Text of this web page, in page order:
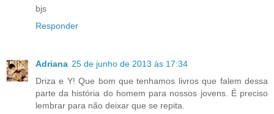
bjs
Responder
Adriana 25 de junho de 2013 às 17:34
Driza e Y! Que bom que tenhamos livros que falem dessa
parte da história do homem para nossos jovens. É preciso
lembrar para não deixar que se repita.